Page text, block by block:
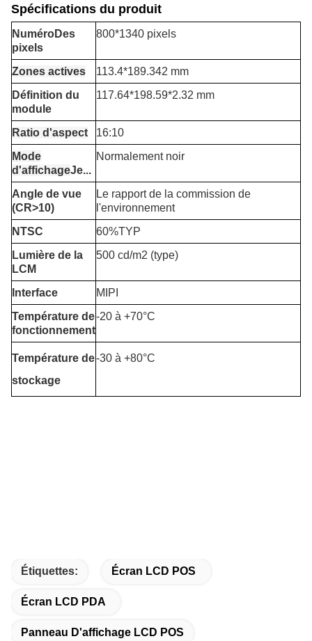
Spécifications du produit
NuméroDes
pixels
800*1340 pixels
Zones actives
113.4*189.342 mm
Définition du
module
117.64*198.59*2.32 mm
Ratio d'aspect
16:10
Mode
d'affichageJe...
Normalement noir
Angle de vue
(CR>10)
Le rapport de la commission de
l'environnement
NTSC
60%TYP
Lumière de la
LCM
500 cd/m2 (type)
Interface
MIPI
Température de
fonctionnement
-20 à +70°C
Température de
stockage
-30 à +80°C
Étiquettes: Écran LCD POS
Écran LCD PDA
Panneau D'affichage LCD POS